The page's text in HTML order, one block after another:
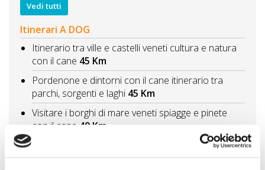
Vedi tutti
Itinerari A DOG
Itinerario tra ville e castelli veneti cultura e natura
con il cane 45 Km
Pordenone e dintorni con il cane itinerario tra
parchi, sorgenti e laghi 45 Km
Visitare i borghi di mare veneti spiagge e pinete
con il cane 49 Km
Colli Euganei borghi, abbazie, ville storiche63 Km